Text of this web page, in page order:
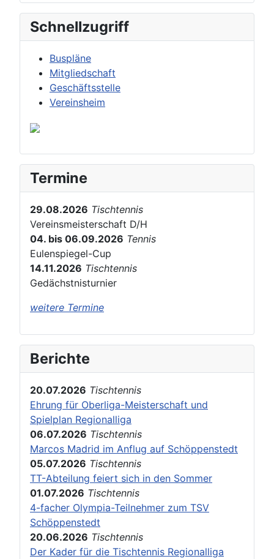
Schnellzugriff
Buspläne
Mitgliedschaft
Geschäftsstelle
Vereinsheim
Termine
29.08.2026 Tischtennis
Vereinsmeisterschaft D/H
04. bis 06.09.2026 Tennis
Eulenspiegel-Cup
14.11.2026 Tischtennis
Gedächstnisturnier
weitere Termine
Berichte
20.07.2026 Tischtennis
Ehrung für Oberliga-Meisterschaft und
Spielplan Regionalliga
06.07.2026 Tischtennis
Marcos Madrid im Anflug auf Schöppenstedt
05.07.2026 Tischtennis
TT-Abteilung feiert sich in den Sommer
01.07.2026 Tischtennis
4-facher Olympia-Teilnehmer zum TSV
Schöppenstedt
20.06.2026 Tischtennis
Der Kader für die Tischtennis Regionalliga